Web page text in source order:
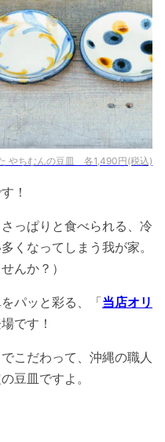
やちむんの豆皿 各1,490円(税込)
！
っぱりと食べられる、冷
くなってしまう我が家。
んか？）
パッと彩る、「当店オリ
です！
こだわって、沖縄の職人
豆皿ですよ。